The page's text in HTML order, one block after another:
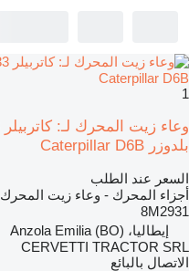
1
بلدوزر Caterpillar D6B
السعر عند الطلب
أجزاء المحرك - وعاء زيت المحرك
8M2931
إيطاليا، Anzola Emilia (BO)
CERVETTI TRACTOR SRL
الاتصال بالبائع